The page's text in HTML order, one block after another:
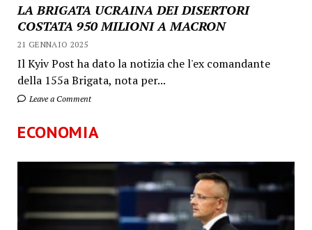
LA BRIGATA UCRAINA DEI DISERTORI
COSTATA 950 MILIONI A MACRON
21 GENNAIO 2025
Il Kyiv Post ha dato la notizia che l'ex comandante
della 155a Brigata, nota per...
Leave a Comment
ECONOMIA